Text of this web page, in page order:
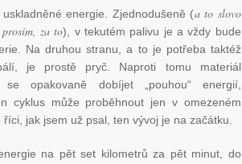
energie. Zjednodušeně (a to slovo
za to), v tekutém palivu je a vždy bude
Na druhou stranu, a to je potřeba taktéž
je prostě pryč. Naproti tomu materiál
opakovaně dobíjet „pouhou“ energií,
cyklus může proběhnout jen v omezeném
jak jsem už psal, ten vývoj je na začátku.
na pět set kilometrů za pět minut, do